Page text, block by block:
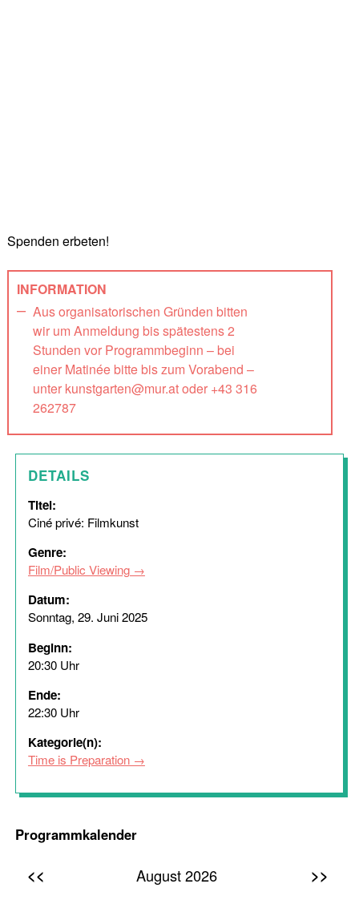
Spenden erbeten!
INFORMATION
Aus organisatorischen Gründen bitten
wir um Anmeldung bis spätestens 2
Stunden vor Programmbeginn – bei
einer Matinée bitte bis zum Vorabend –
unter kunstgarten@mur.at oder +43 316
262787
DETAILS
Titel:
Ciné privé: Filmkunst
Genre:
Film/Public Viewing
Datum:
Sonntag, 29. Juni 2025
Beginn:
20:30 Uhr
Ende:
22:30 Uhr
Kategorie(n):
Time is Preparation
Programmkalender
<< August 2026 >>